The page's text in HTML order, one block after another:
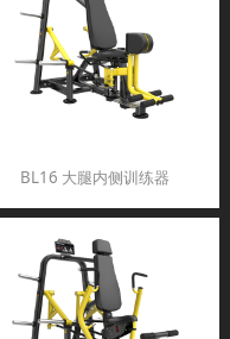
BL16 大腿内侧训练器